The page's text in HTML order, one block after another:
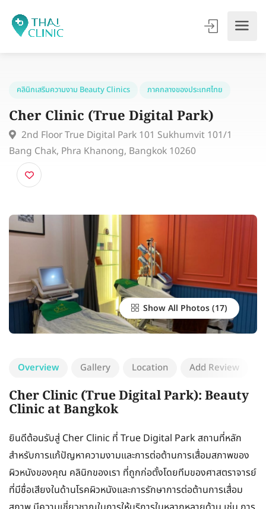
คลินิกเสริมความงาม Beauty Clinics
Cher Clinic (True Digital Park)
2nd Floor True Digital Park 101 Sukhumvit 101/1
Bang Chak, Phra Khanong, Bangkok 10260
Show All Photos
Overview Gallery Location Add Review
Cher Clinic (True Digital Park): Beauty
Clinic at Bangkok
ยินดีต้อนรับสู่ Cher Clinic ที่ True Digital Park สถานที่หลัก
สำหรับการแก้ปัญหาความงามและการต่อต้านการเสื่อมสภาพของ
ผิวหนังของคุณ คลินิกของเรา ที่ถูกก่อตั้งโดยทีมของศาสตราจารย์
ที่มีชื่อเสียงในด้านโรคผิวหนังและการรักษาการต่อต้านการเสื่อม